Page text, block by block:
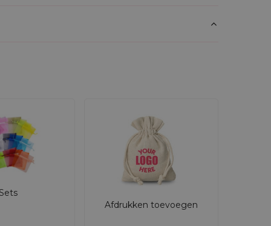
uitstraling.
en authenticiteit. Ze
Sets
Afdrukken toevoegen